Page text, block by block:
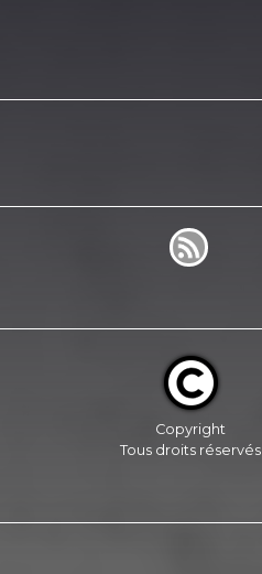
Copyright
Tous droits réservés